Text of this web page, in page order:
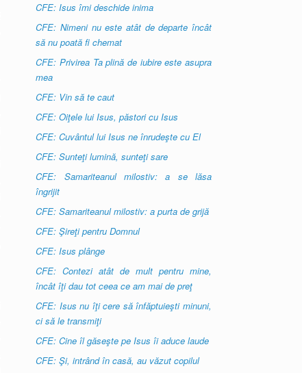
CFE: Isus îmi deschide inima
CFE: Nimeni nu este atât de departe încât
să nu poată fi chemat
CFE: Privirea Ta plină de iubire este asupra
mea
CFE: Vin să te caut
CFE: Oiţele lui Isus, păstori cu Isus
CFE: Cuvântul lui Isus ne înrudeşte cu El
CFE: Sunteţi lumină, sunteţi sare
CFE: Samariteanul milostiv: a se lăsa
îngrijit
CFE: Samariteanul milostiv: a purta de grijă
CFE: Şireţi pentru Domnul
CFE: Isus plânge
CFE: Contezi atât de mult pentru mine,
încât îţi dau tot ceea ce am mai de preţ
CFE: Isus nu îţi cere să înfăptuieşti minuni,
ci să le transmiţi
CFE: Cine îl găseşte pe Isus îi aduce laude
CFE: Şi, intrând în casă, au văzut copilul